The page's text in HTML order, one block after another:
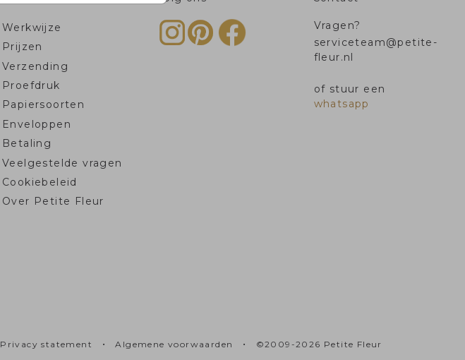
Werkwijze
Prijzen
Verzending
Proefdruk
Papiersoorten
Enveloppen
Betaling
Veelgestelde vragen
Cookiebeleid
Over Petite Fleur
Vragen?
serviceteam@petite-
fleur.nl
of stuur een
whatsapp
Privacy statement • Algemene voorwaarden • ©2009-2026 Petite Fleur